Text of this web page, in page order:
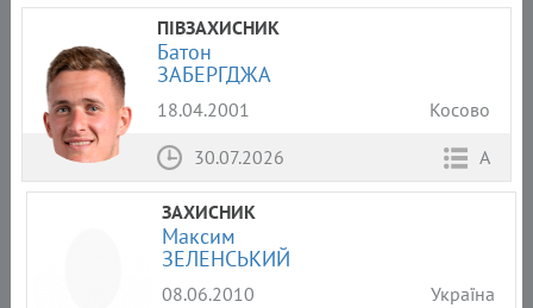
ПІВЗАХИСНИК
Батон
ЗАБЕРГДЖА
18.04.2001
Косово
30.07.2026
А
ЗАХИСНИК
Максим
ЗЕЛЕНСЬКИЙ
08.06.2010
Україна